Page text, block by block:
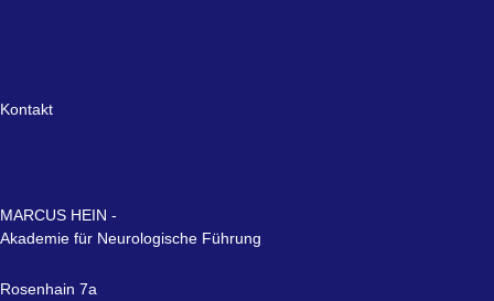
Kontakt
MARCUS HEIN -
Akademie für Neurologische Führung
Rosenhain 7a